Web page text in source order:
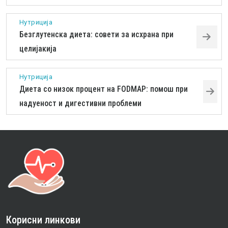
Нутриција
Безглутенска диета: совети за исхрана при
целијакија
Нутриција
Диета со низок процент на FODMAP: помош при
надуеност и дигестивни проблеми
Корисни линкови